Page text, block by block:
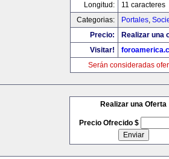
Longitud:
11 caracteres
Categorias:
Portales,
Precio:
Realizar una
Visitar!
Serán consideradas
Realizar una Oferta
Precio Ofrecido $